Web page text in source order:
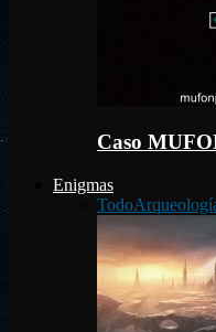
Caso
Enigmas
Todo